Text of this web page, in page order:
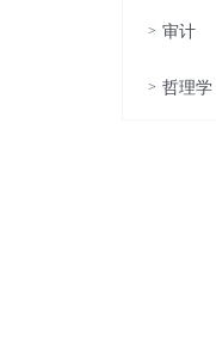
> 审计
> 哲理学